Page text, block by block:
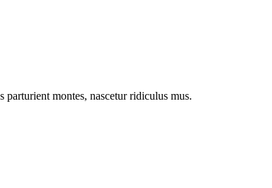
montes, nascetur ridiculus mus.